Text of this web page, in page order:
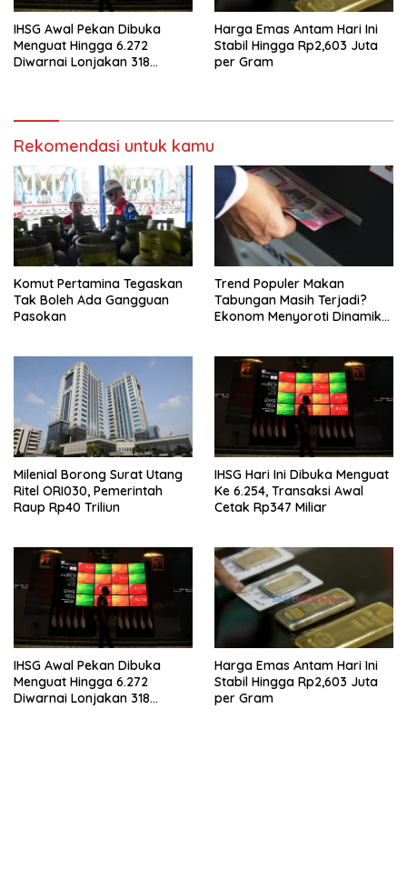
IHSG Awal Pekan Dibuka
Menguat Hingga 6.272
Diwarnai Lonjakan 318
Harga Emas Antam Hari Ini
Stabil Hingga Rp2,603 Juta
per Gram
Rekomendasi untuk kamu
Komut Pertamina Tegaskan
Tak Boleh Ada Gangguan
Pasokan
Trend Populer Makan
Tabungan Masih Terjadi?
Ekonom Menyoroti Dinamika
Milenial Borong Surat Utang
Ritel ORI030, Pemerintah
Raup Rp40 Triliun
IHSG Hari Ini Dibuka Menguat
Ke 6.254, Transaksi Awal
Cetak Rp347 Miliar
IHSG Awal Pekan Dibuka
Menguat Hingga 6.272
Diwarnai Lonjakan 318
Harga Emas Antam Hari Ini
Stabil Hingga Rp2,603 Juta
per Gram